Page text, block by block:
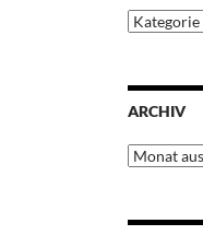
Kategorien
ARCHIV
Archiv